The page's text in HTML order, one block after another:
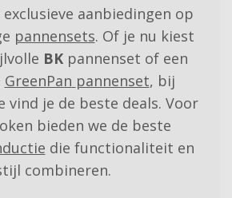
aanbiedingen op
pannensets. Of je nu kiest
BK pannenset of een
GreenPan pannenset, bij
vind je de beste deals. Voor
bieden we de beste
die functionaliteit en
combineren.